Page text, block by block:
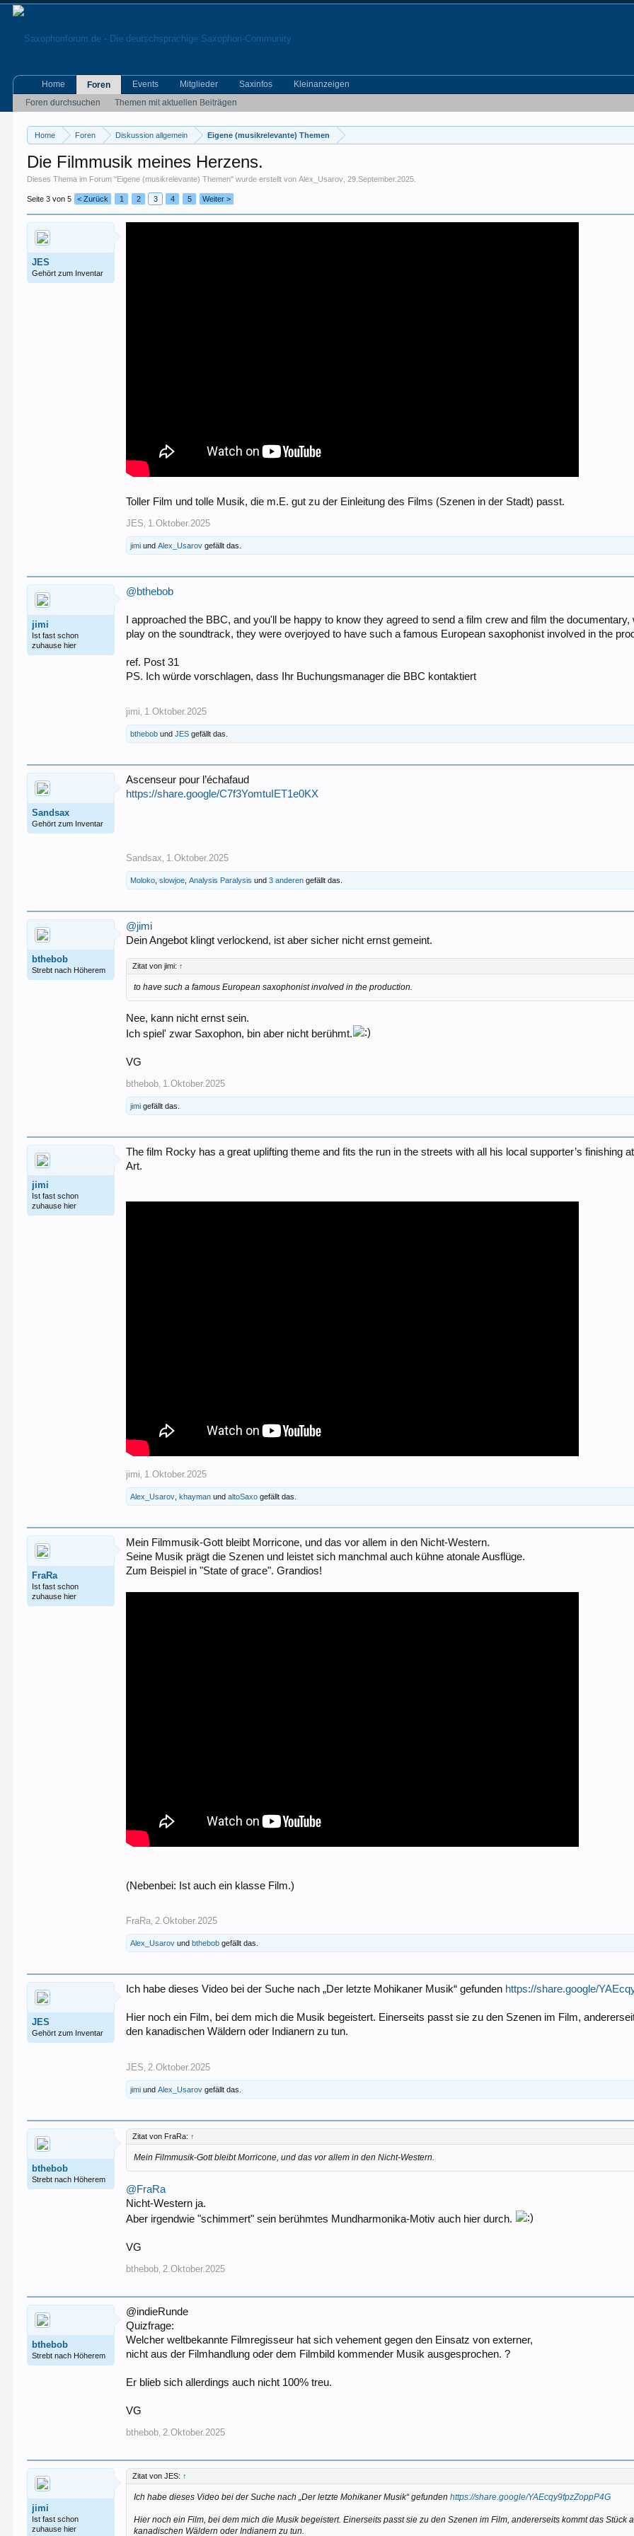
Home Foren Diskussion allgemein Eigene (musikrelevante) Themen
Die Filmmusik meines Herzens.
Dieses Thema im Forum "Eigene (musikrelevante) Themen" wurde erstellt vonAlex_Usarov ,29.September.2025
Seite 3 von 5 < Zurück 1 2 3 4 5 Weiter >
JES
Gehört zum Inventar
Toller Film und tolle Musik, die m.E. gut zu der Einleitung des Films (Szenen in der Stadt) passt.
JES 1.Oktober.2025
jimi undAlex_Usarov gefällt das.
jimi
Ist fast schon
zuhause hier
@bthebob
I approached the BBC, and you'll be happy to know they agreed to send a film crew and film the
play on the soundtrack, they were overjoyed to have such a famous European saxophonist involved in the
ref. Post 31
PS. Ich würde vorschlagen, dass Ihr Buchungsmanager die BBC kontaktiert
jimi 1.Oktober.2025
bthebob undJES gefällt das.
Sandsax
Gehört zum Inventar
Ascenseur pour l’échafaud
https://share.google/C7f3YomtuIET1e0KX
Sandsax 1.Oktober.2025
Moloko ,slowjoe ,Analysis Paralysis und3 anderen gefällt das.
bthebob
Strebt nach Höherem
@jimi
Dein Angebot klingt verlockend, ist aber sicher nicht ernst gemeint.
Zitat von jimi: ↑
to have such a famous European saxophonist involved in the production.
Nee, kann nicht ernst sein.
Ich spiel' zwar Saxophon, bin aber nicht berühmt.
VG
bthebob 1.Oktober.2025
jimi gefällt das.
jimi
Ist fast schon
zuhause hier
The film Rocky has a great uplifting theme and fits the run in the streets with all his local supporter’s finishing
Art.
jimi 1.Oktober.2025
Alex_Usarov khayman undaltoSaxo gefällt das.
FraRa
Ist fast schon
zuhause hier
Mein Filmmusik-Gott bleibt Morricone, und das vor allem in den Nicht-Western.
Seine Musik prägt die Szenen und leistet sich manchmal auch kühne atonale Ausflüge.
Zum Beispiel in "State of grace". Grandios!
(Nebenbei: Ist auch ein klasse Film.)
FraRa 2.Oktober.2025
Alex_Usarov und bthebob gefällt das.
JES
Gehört zum Inventar
Ich habe dieses Video bei der Suche nach „Der letzte Mohikaner Musik“ gefunden https://share.google/
Hier noch ein Film, bei dem mich die Musik begeistert. Einerseits passt sie zu den Szenen im Film,
den kanadischen Wäldern oder Indianern zu tun.
JES 2.Oktober.2025
jimi undAlex_Usarov gefällt das.
bthebob
Strebt nach Höherem
Zitat von FraRa: ↑
Mein Filmmusik-Gott bleibt Morricone, und das vor allem in den Nicht-Western.
@FraRa
Nicht-Western ja.
Aber irgendwie "schimmert" sein berühmtes Mundharmonika-Motiv auch hier durch.
VG
bthebob 2.Oktober.2025
bthebob
Strebt nach Höherem
@indieRunde
Quizfrage:
Welcher weltbekannte Filmregisseur hat sich vehement gegen den Einsatz von externer,
nicht aus der Filmhandlung oder dem Filmbild kommender Musik ausgesprochen. ?
Er blieb sich allerdings auch nicht 100% treu.
VG
bthebob 2.Oktober.2025
jimi
Ist fast schon
zuhause hier
Zitat von JES: ↑
Ich habe dieses Video bei der Suche nach „Der letzte Mohikaner Musik“ gefundenhttps://share.google/YAEcqy9fpzZoppP4G
Hier noch ein Film, bei dem mich die Musik begeistert. Einerseits passt sie zu den Szenen im Film, andererseits kommt das Stück
kanadischen Wäldern oder Indianern zu tun.
Home
Foren
Foren durchsuchen
Themen mit aktuellen Beiträgen
Events Mitglieder Saxinfos Kleinanzeigen